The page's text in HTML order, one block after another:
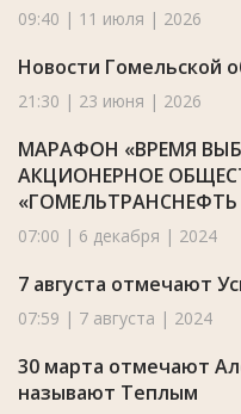
09:40 | 11 июля | 2026
Новости Гомельской
21:30 | 23 июня | 2026
МАРАФОН «ВРЕМЯ
АКЦИОНЕРНОЕ
07:00 | 6 декабря | 2024
7 августа отмечают
07:59 | 7 августа | 2024
30 марта отмечают
называют Теплым